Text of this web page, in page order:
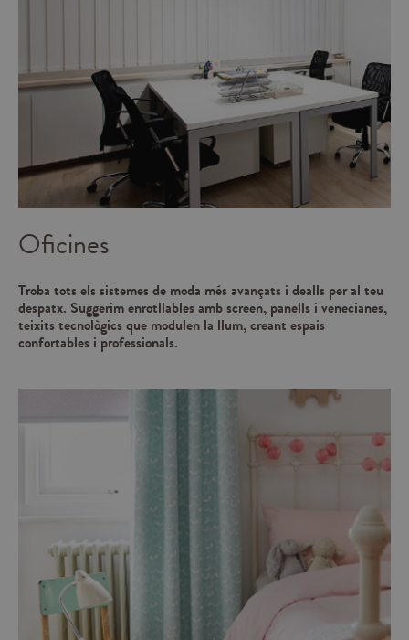
Oficines
Troba tots els sistemes de moda més avançats i dealls per al teu
despatx. Suggerim enrotllables amb screen, panells i venecianes,
teixits tecnològics que modulen la llum, creant espais
confortables i professionals.